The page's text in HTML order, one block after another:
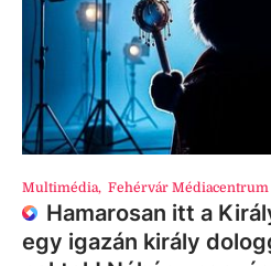
Multimédia, Fehérvár Médiacentrum
Hamarosan itt a
egy igazán király